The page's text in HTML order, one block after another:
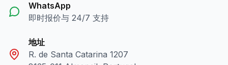
WhatsApp
即时报价与 24/7 支持
地址
R. de Santa Catarina 1207